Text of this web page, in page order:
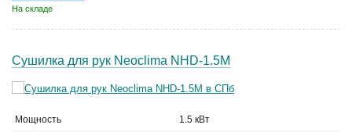
На складе
Сушилка для рук Neoclima NHD-1.5M
Мощность 1.5 кВт